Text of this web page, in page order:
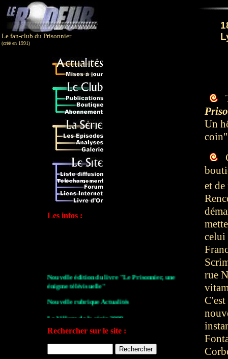
Le fan-club du Prisonnier
(créé en 1991)
Les infos :
Nouvelle édition du livre "Le Prisonnier, une
énigme télévisuelle"
Les archives de John Drake
Le plan du site
Rechercher sur le site :
Un
et
celui
rue